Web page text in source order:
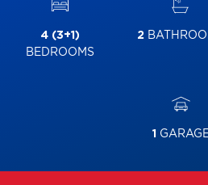
4 (3+1)
BEDROOMS
2
1